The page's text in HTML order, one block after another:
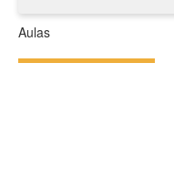
Aulas